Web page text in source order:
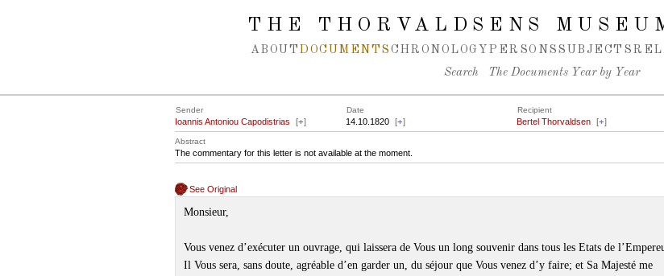
THE THORVALDSENS
ABOUT DOCUMENTS CHRONOLOGY PERSONS SUBJECTS
Search The Documents Year by Year
Sender Date Recipient
Ioannis Antoniou Capodistrias [+] 14.10.1820 [+] Bertel Thorvaldsen [+]
Abstract
The commentary for this letter is not available at the moment.
See Original
Monsieur,
Vous venez d’exécuter un ouvrage, qui laissera de Vous un long souvenir dans tous les Etats de
Il Vous sera, sans doute, agréable d’en garder un, du séjour que Vous venez d’y faire; et Sa Majesté me